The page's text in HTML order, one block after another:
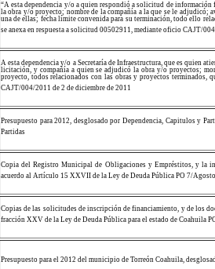
“A esta dependencia y/o a quien respondió a solicitud de
la obra y/o proyecto; nombre de la compañía a la que se le adjudicó;
una de ellas; fecha límite convenida para su terminación, todo ello
se anexa en respuesta a solicitud 00502911, mediante oficio CAJT/
A esta dependencia y/o a Secretaría de Infraestructura, que es quien
licitación, y compañía a quien se adjudicó la obra y/o proyectos;
proyecto, todos relacionados con las obras y proyectos terminados,
CAJT/004/2011 de 2 de diciembre de 2011
Presupuesto para 2012, desglosado por Dependencia, Capitulos y
Partidas
Copia del Registro Municipal de Obligaciones y Empréstitos, y la
acuerdo al Artículo 15 XXVII de la Ley de Deuda Pública PO 7/
Copias de las solicitudes de inscripción de financiamiento, y de los
fracción XXV de la Ley de Deuda Pública para el estado de Coahuila
Presupuesto para el 2012 del municipio de Torreón Coahuila,